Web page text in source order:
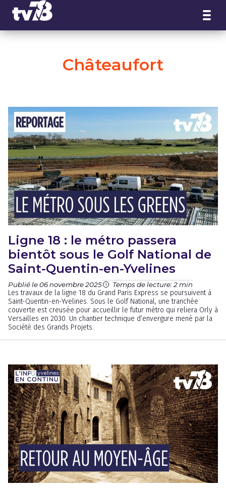
Châteaufort
Ligne 18 : le métro passera
bientôt sous le Golf National de
Saint-Quentin-en-Yvelines
Publié le 06 novembre 2025 Temps de lecture: 2 min
Les travaux de la ligne 18 du Grand Paris Express se poursuivent à
Saint-Quentin-en-Yvelines. Sous le Golf National, une tranchée
couverte est creusée pour accueillir le futur métro qui reliera Orly à
Versailles en 2030. Un chantier technique d’envergure mené par la
Société des Grands Projets.
Panneau de gestion des cookies